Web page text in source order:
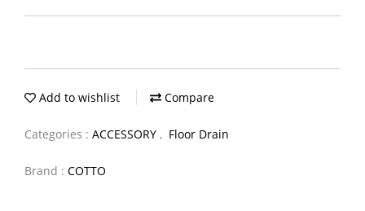
Add to wishlist Compare
Categories : ACCESSORY , Floor Drain
Brand : COTTO